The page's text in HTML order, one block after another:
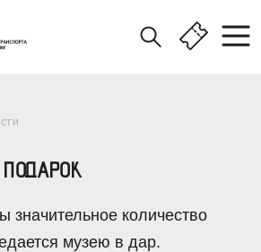
значительное количество
музею в дар.